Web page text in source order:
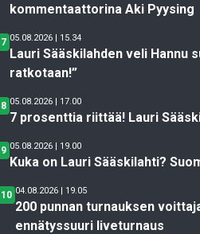
kommentaattorina Aki Pyysing
7 05.08.2026 | 15.34
Lauri Sääskilahden veli Hannu
ratkotaan!”
8 05.08.2026 | 17.00
7 prosenttia riittää! Lauri
9 05.08.2026 | 19.00
Kuka on Lauri Sääskilahti?
10 04.08.2026 | 19.05
200 punnan turnauksen
ennätyssuuri liveturnaus